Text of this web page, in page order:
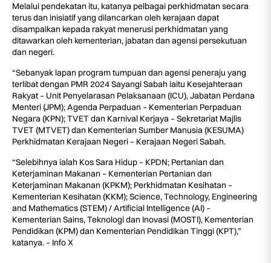
Melalui pendekatan itu, katanya pelbagai perkhidmatan secara
terus dan inisiatif yang dilancarkan oleh kerajaan dapat
disampaikan kepada rakyat menerusi perkhidmatan yang
ditawarkan oleh kementerian, jabatan dan agensi persekutuan
dan negeri.
“Sebanyak lapan program tumpuan dan agensi peneraju yang
terlibat dengan PMR 2024 Sayangi Sabah iaitu Kesejahteraan
Rakyat – Unit Penyelarasan Pelaksanaan (ICU), Jabatan Perdana
Menteri (JPM); Agenda Perpaduan – Kementerian Perpaduan
Negara (KPN); TVET dan Karnival Kerjaya – Sekretariat Majlis
TVET (MTVET) dan Kementerian Sumber Manusia (KESUMA)
Perkhidmatan Kerajaan Negeri – Kerajaan Negeri Sabah.
“Selebihnya ialah Kos Sara Hidup – KPDN; Pertanian dan
Keterjaminan Makanan – Kementerian Pertanian dan
Keterjaminan Makanan (KPKM); Perkhidmatan Kesihatan –
Kementerian Kesihatan (KKM); Science, Technology, Engineering
and Mathematics (STEM) / Artificial Intelligence (AI) –
Kementerian Sains, Teknologi dan Inovasi (MOSTI), Kementerian
Pendidikan (KPM) dan Kementerian Pendidikan Tinggi (KPT),”
katanya. – Info X